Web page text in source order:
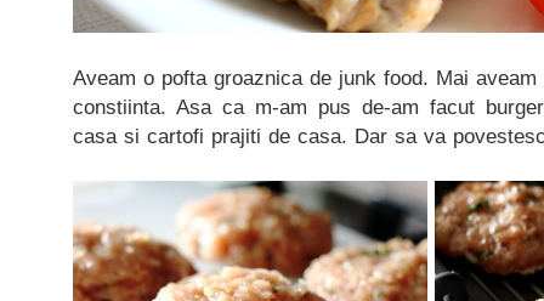
Aveam o pofta groaznica de junk food. Mai
constiinta. Asa ca m-am pus de-am facut
casa si cartofi prajiti de casa. Dar sa va